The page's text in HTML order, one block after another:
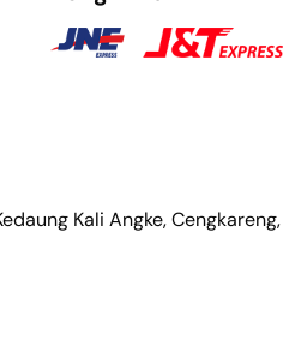
Kali Angke, Cengkareng,